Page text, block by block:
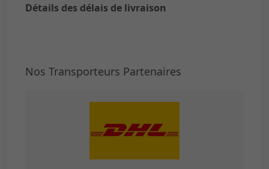
Détails des délais de livraison
Nos Transporteurs Partenaires